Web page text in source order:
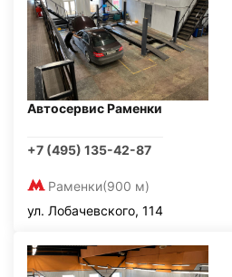
Автосервис Раменки
+7 (495) 135-42-87
Раменки(900 м)
ул. Лобачевского, 114